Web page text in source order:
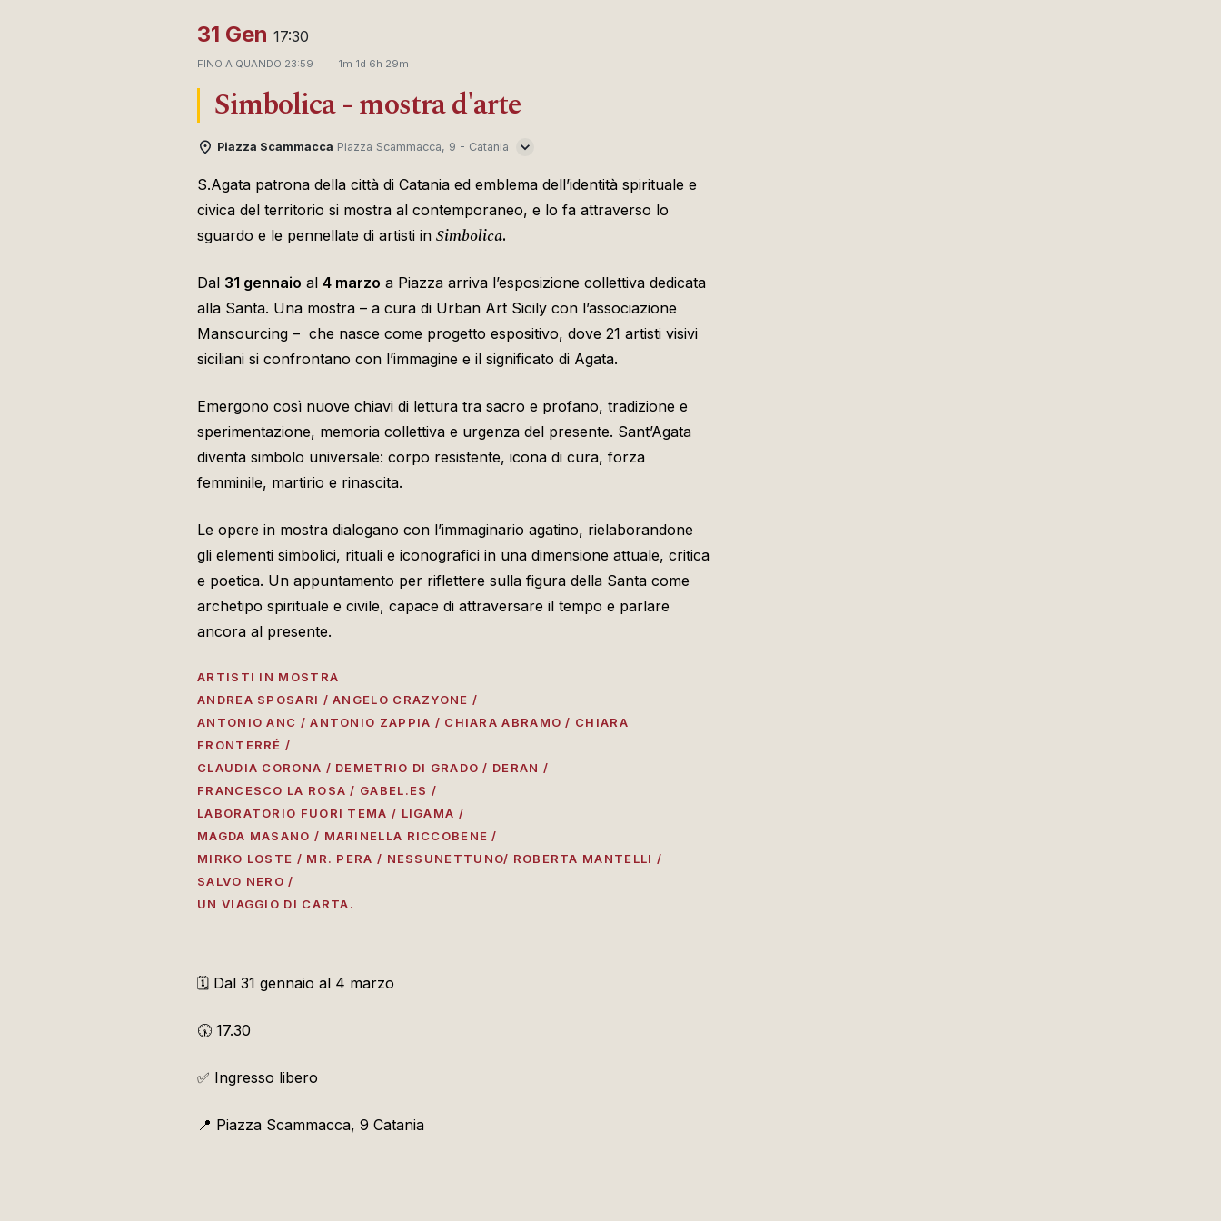
31 Gen 17:30
FINO A QUANDO 23:59 1m 1d 6h 29m
Simbolica - mostra d'arte
Piazza Scammacca Piazza Scammacca, 9 - Catania
S.Agata patrona della città di Catania ed emblema dell’identità spirituale e
civica del territorio si mostra al contemporaneo, e lo fa attraverso lo
sguardo e le pennellate di artisti in Simbolica.
Dal 31 gennaio al 4 marzo a Piazza arriva l’esposizione collettiva dedicata
alla Santa. Una mostra – a cura di Urban Art Sicily con l’associazione
Mansourcing – che nasce come progetto espositivo, dove 21 artisti visivi
siciliani si confrontano con l’immagine e il significato di Agata.
Emergono così nuove chiavi di lettura tra sacro e profano, tradizione e
sperimentazione, memoria collettiva e urgenza del presente. Sant’Agata
diventa simbolo universale: corpo resistente, icona di cura, forza
femminile, martirio e rinascita.
Le opere in mostra dialogano con l’immaginario agatino, rielaborandone
gli elementi simbolici, rituali e iconografici in una dimensione attuale, critica
e poetica. Un appuntamento per riflettere sulla figura della Santa come
archetipo spirituale e civile, capace di attraversare il tempo e parlare
ancora al presente.
ARTISTI IN MOSTRA
ANDREA SPOSARI / ANGELO CRAZYONE /
ANTONIO ANC / ANTONIO ZAPPIA / CHIARA ABRAMO / CHIARA
FRONTERRÉ /
CLAUDIA CORONA / DEMETRIO DI GRADO / DERAN /
FRANCESCO LA ROSA / GABEL.ES /
LABORATORIO FUORI TEMA / LIGAMA /
MAGDA MASANO / MARINELLA RICCOBENE /
MIRKO LOSTE / MR. PERA / NESSUNETTUNO/ ROBERTA MANTELLI /
SALVO NERO /
UN VIAGGIO DI CARTA.
🗓️ Dal 31 gennaio al 4 marzo
🕠 17.30
✅ Ingresso libero
📍 Piazza Scammacca, 9 Catania